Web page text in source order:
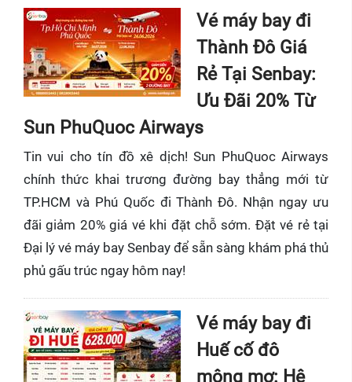
Vé máy bay đi
Thành Đô Giá
Rẻ Tại Senbay:
Ưu Đãi 20% Từ
Sun PhuQuoc Airways
Tin vui cho tín đồ xê dịch! Sun PhuQuoc Airways
chính thức khai trương đường bay thẳng mới từ
TP.HCM và Phú Quốc đi Thành Đô. Nhận ngay ưu
đãi giảm 20% giá vé khi đặt chỗ sớm. Đặt vé rẻ tại
Đại lý vé máy bay Senbay để sẵn sàng khám phá thủ
phủ gấu trúc ngay hôm nay!
Vé máy bay đi
Huế cố đô
mộng mơ: Hệ